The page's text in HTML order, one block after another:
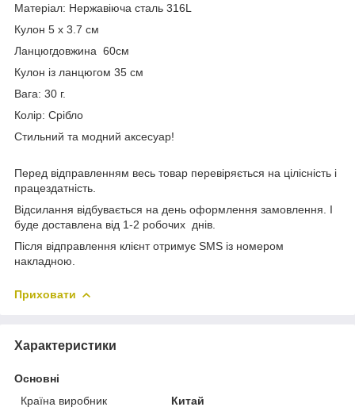
Матеріал: Нержавіюча сталь 316L
Кулон 5 х 3.7 см
Ланцюгдовжина 60см
Кулон із ланцюгом 35 см
Вага: 30 г.
Колір: Срібло
Стильний та модний аксесуар!
Перед відправленням весь товар перевіряється на цілісність і
працездатність.
Відсилання відбувається на день оформлення замовлення. І
буде доставлена від 1-2 робочих днів.
Після відправлення клієнт отримує SMS із номером
накладною.
Приховати
Характеристики
Основні
Країна виробник
Китай